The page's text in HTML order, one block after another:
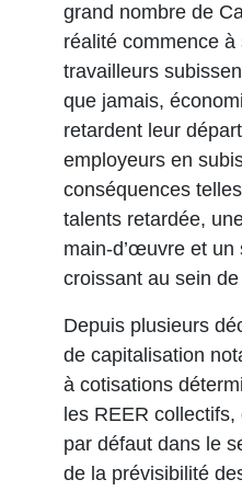
grand nombre de
réalité commence
travailleurs
que jamais,
retardent leur
employeurs en
conséquences
talents retardée,
main-d’œuvre et un
croissant au sein
Depuis plusieurs
de capitalisation
à cotisations
les REER
par défaut dans le
de la prévisibilité